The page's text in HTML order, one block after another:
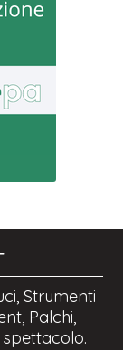
Strumenti
Palchi,